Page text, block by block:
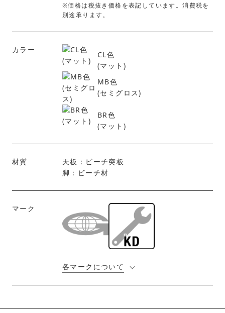
※価格は税抜き価格を表記しています。消費税を
別途承ります。
カラー
CL色
(マット)
MB色
(セミグロス)
BR色
(マット)
材質
天板：ビーチ突板
脚：ビーチ材
マーク
各マークについて